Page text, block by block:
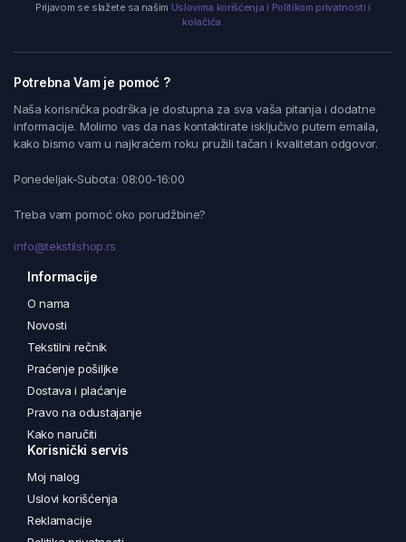
Prijavom se slažete sa našim Uslovima korišćenja i Politikom privatnosti i
kolačića.
Potrebna Vam je pomoć ?
Naša korisnička podrška je dostupna za sva vaša pitanja i dodatne
informacije. Molimo vas da nas kontaktirate isključivo putem emaila,
kako bismo vam u najkraćem roku pružili tačan i kvalitetan odgovor.
Ponedeljak-Subota: 08:00-16:00
Treba vam pomoć oko porudžbine?
info@tekstilshop.rs
Informacije
O nama
Novosti
Tekstilni rečnik
Praćenje pošiljke
Dostava i plaćanje
Pravo na odustajanje
Kako naručiti
Korisnički servis
Moj nalog
Uslovi korišćenja
Reklamacije